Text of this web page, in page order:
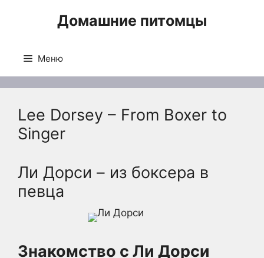
Домашние питомцы
Меню
Lee Dorsey – From Boxer to
Singer
Ли Дорси – из боксера в
певца
Знакомство с Ли Дорси